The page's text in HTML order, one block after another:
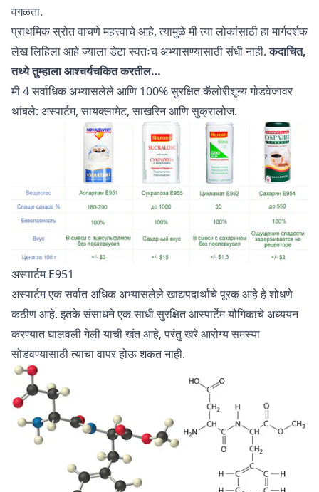
वगळता.
प्राथमिक स्रोत वाचणे महत्त्वाचे आहे, त्यामुळे मी त्या लोकांसाठी हा मार्गदर्शक
लेख लिहिला आहे ज्याला डेटा स्वतःच अभ्यासण्यासाठी संधी नाही.कदाचित,
तथ्ये तुम्हाला आश्चर्यचकित करतील…
मी 4 सर्वाधिक अभ्यासलेले आणि 100% सुरक्षित कॅलोरीशून्य गोडवेजावर
थांबले: अस्पार्टम, सायक्लामेट, साखरिन आणि सुक्रालोज.
अस्पार्टम E951
अस्पार्टम एक सर्वात अधिक अभ्यासलेले खाद्यपदार्थांचे पूरक आहे हे शोधणे
कठीण आहे. इतके संसाधने एक साधी सुरक्षित आस्पार्टेम यौगिकाचे अध्ययन
करण्यात घालवली गेली याची खंत आहे, परंतु खरे आरोग्य समस्या
सोडवण्यासाठी त्याचा वापर होऊ शकत नाही.